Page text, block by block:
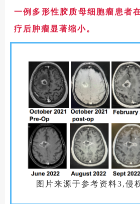
一例多形性胶质母细胞瘤患者
疗后肿瘤显著缩小。
图片来源于参考资料3,侵